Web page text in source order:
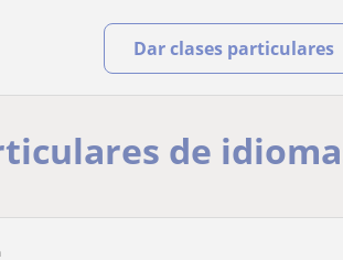
Dar clases particulares
de